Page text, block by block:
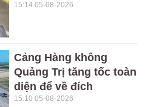
15:14 05-08-2026
Cảng Hàng không
Quảng Trị tăng tốc toàn
diện để về đích
15:10 05-08-2026